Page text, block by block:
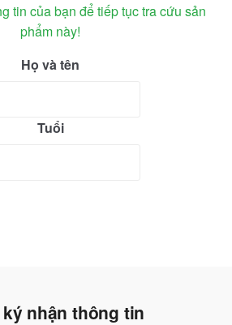
tin của bạn để tiếp tục tra cứu sản
phẩm này!
Họ và tên
Tuổi
nhận thông tin